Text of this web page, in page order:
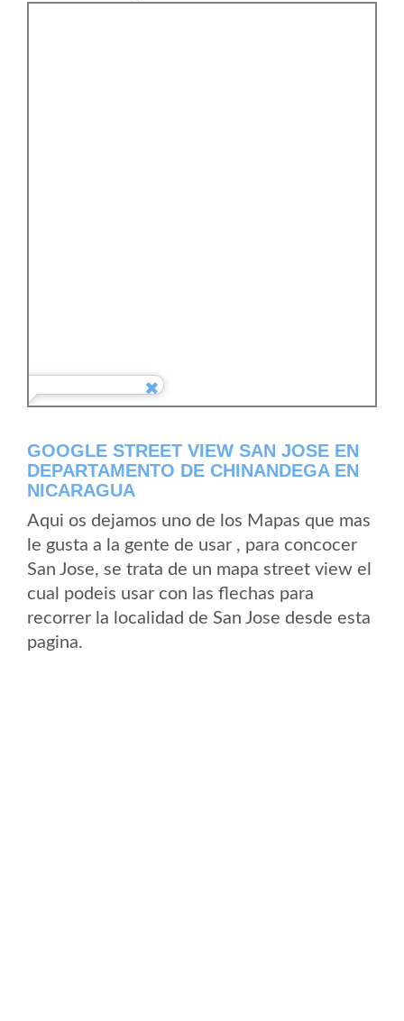
GOOGLE STREET VIEW SAN JOSE EN
DEPARTAMENTO DE CHINANDEGA EN
NICARAGUA
Aqui os dejamos uno de los Mapas que mas
le gusta a la gente de usar , para concocer
San Jose, se trata de un mapa street view el
cual podeis usar con las flechas para
recorrer la localidad de San Jose desde esta
pagina.